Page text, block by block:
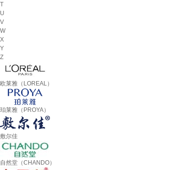
T
U
V
W
X
Y
Z
欧莱雅（LOREAL）
珀莱雅（PROYA）
敷尔佳
自然堂（CHANDO）